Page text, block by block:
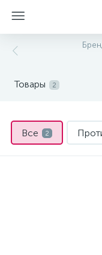
Товары 2
Все 2